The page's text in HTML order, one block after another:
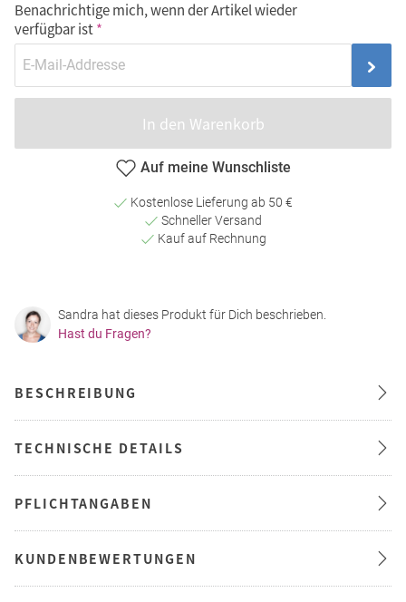
Benachrichtige mich, wenn der Artikel wieder
verfügbar ist
In den Warenkorb
Auf meine Wunschliste
Kostenlose Lieferung ab 50 €
Schneller Versand
Kauf auf Rechnung
Sandra hat dieses Produkt für Dich beschrieben.
Hast du Fragen?
BESCHREIBUNG
TECHNISCHE DETAILS
PFLICHTANGABEN
KUNDENBEWERTUNGEN